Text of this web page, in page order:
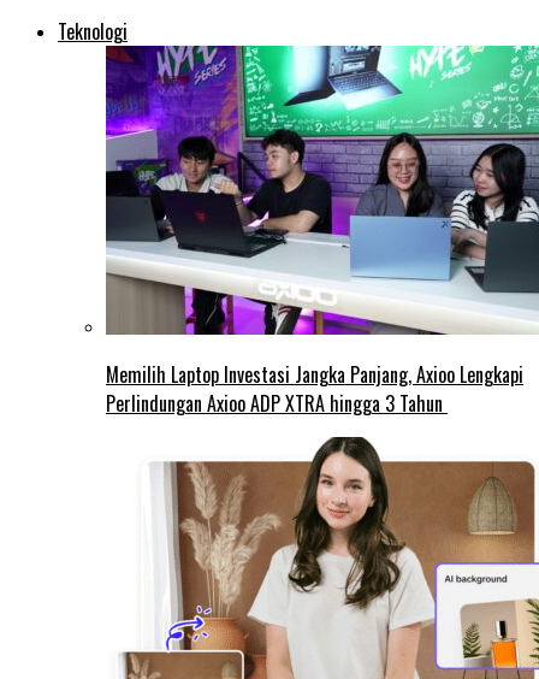
Teknologi
Memilih Laptop Investasi Jangka Panjang, Axioo Lengkapi
Perlindungan Axioo ADP XTRA hingga 3 Tahun